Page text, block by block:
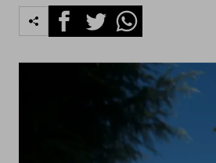
FacebookTwitterWhatsapp